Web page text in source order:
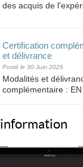
des acquis de
Certification
et délivrance
Posté le 30 Juin 2026
Modalités et
complémentaire : EN